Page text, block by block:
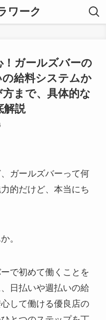
ワーク
ガールズバーの
の給料システムか
まで、具体的な
解説
ガールズバーって何
的だけど、本当にち
。
で初めて働くことを
日払いや週払いの給
して働ける優良店の